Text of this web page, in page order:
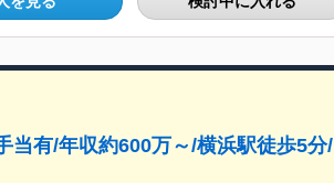
当有/年収約600万～/横浜駅徒歩5分/